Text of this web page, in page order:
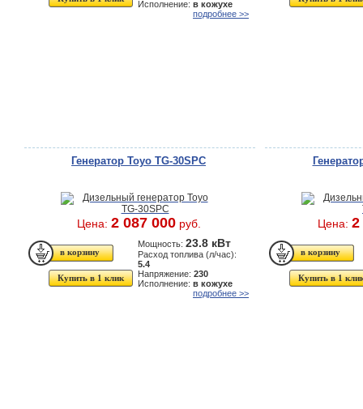
Исполнение: в кожухе
подробнее >>
Генератор Toyo TG-30SPC
Цена: 2 087 000руб.
Купить в 1 клик
Мощность: 23.8 кВт
Расход топлива (л/час):
5.4
Напряжение: 230
Исполнение: в кожухе
подробнее >>
Цена: 2
Купить в 1